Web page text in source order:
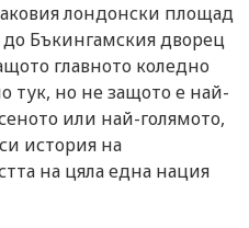
лондонски площад
Бъкингамския дворец
главното коледно
тук, но не защото е най-
или най-голямото,
история на
на цяла една нация